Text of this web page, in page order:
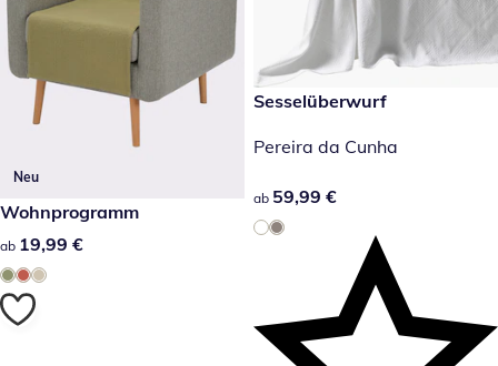
Neu
19,99 €
Wohnprogramm
19,99 €
ab 19,99 €
59,99 €
Sesselüberwurf
Pereira da Cunha
59,99 €
ab 59,99 €